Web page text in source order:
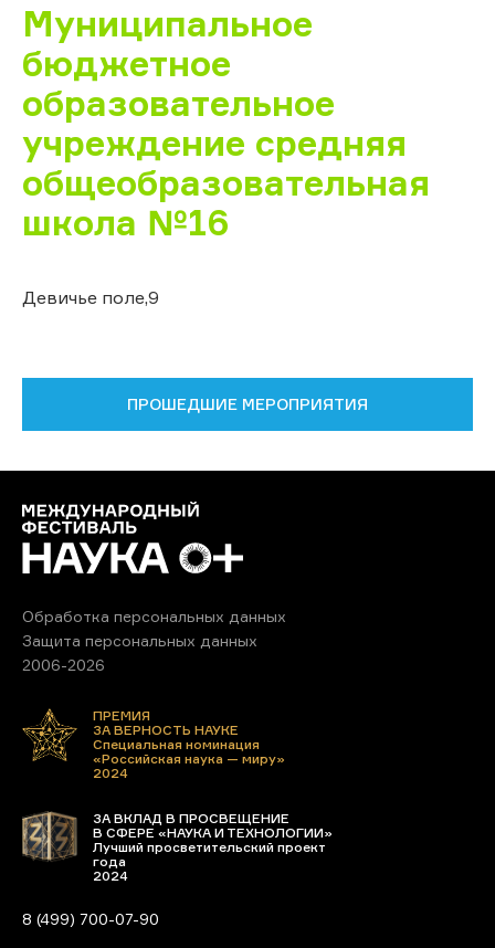
Муниципальное
бюджетное
образовательное
учреждение средняя
общеобразовательная
школа №16
Девичье поле,9
ПРОШЕДШИЕ МЕРОПРИЯТИЯ
Обработка персональных данных
Защита персональных данных
2006-2026
ПРЕМИЯ
ЗА ВЕРНОСТЬ НАУКЕ
Специальная номинация
«Российская наука — миру»
2024
ЗА ВКЛАД В ПРОСВЕЩЕНИЕ
В СФЕРЕ «НАУКА И ТЕХНОЛОГИИ»
Лучший просветительский проект
года
2024
8 (499) 700-07-90